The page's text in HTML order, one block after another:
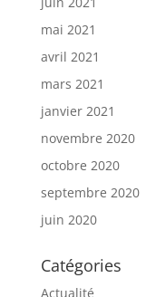
mai 2021
avril 2021
mars 2021
janvier 2021
novembre 2020
octobre 2020
septembre 2020
juin 2020
Catégories
Actualité